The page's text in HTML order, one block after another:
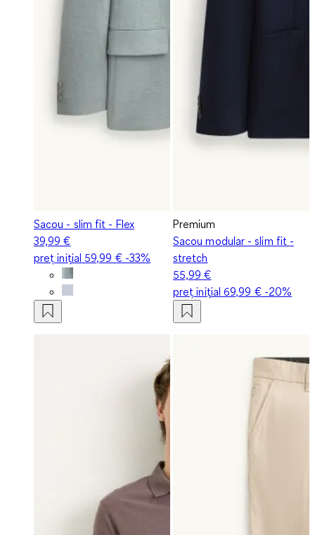
Sacou - slim fit - Flex
39,99 €
preț inițial 59,99 €-33%
Premium
Sacou modular - slim fit -
stretch
55,99 €
preț inițial69,99 €-20%